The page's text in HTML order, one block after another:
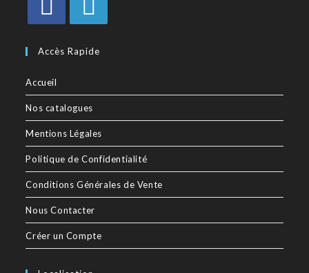
Accès Rapide
Accueil
Nos catalogues
Mentions Légales
Politique de Confidentialité
Conditions Générales de Vente
Nous Contacter
Créer un Compte